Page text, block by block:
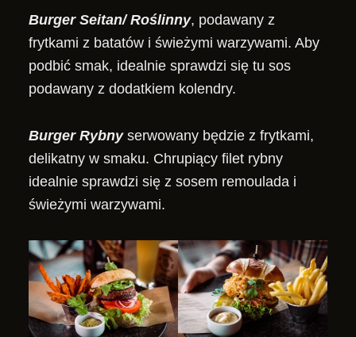
Burger Seitan/ Roślinny, podawany z
frytkami z batatów i świeżymi warzywami. Aby
podbić smak, idealnie sprawdzi się tu sos
podawany z dodatkiem kolendry.
Burger Rybny serwowany będzie z frytkami,
delikatny w smaku. Chrupiący filet rybny
idealnie sprawdzi się z sosem remoulada i
świeżymi warzywami.